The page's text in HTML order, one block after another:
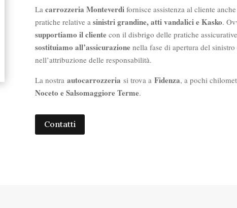
La carrozzeria Monteverdifornisce assistenza al cliente
pratiche relative a sinistri grandine, atti vandalici e Kasko.
supportiamo il cliente con il disbrigo delle pratiche
sostituiamo all’assicurazione nella fase di apertura del sinistro
nell’attribuzione delle responsabilità.
La nostra autocarrozzeria si trova a Fidenza, a pochi
Noceto e Salsomaggiore Terme.
Contatti